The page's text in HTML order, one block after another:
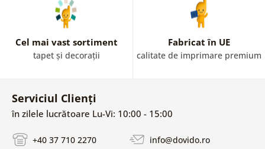
Cel mai vast sortiment
tapet și decorații
Fabricat în UE
calitate de imprimare premium
Serviciul Clienți
în zilele lucrătoare Lu-Vi: 10:00 - 15:00
+40 37 710 2270 info@dovido.ro